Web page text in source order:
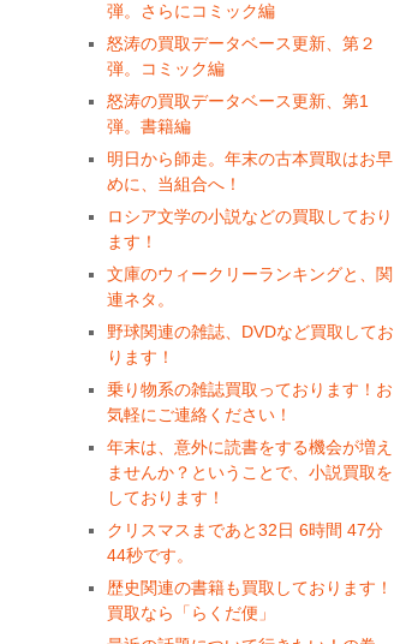
弾。さらにコミック編
怒涛の買取データベース更新、第２
弾。コミック編
怒涛の買取データベース更新、第1
弾。書籍編
明日から師走。年末の古本買取はお早
めに、当組合へ！
ロシア文学の小説などの買取しており
ます！
文庫のウィークリーランキングと、関
連ネタ。
野球関連の雑誌、DVDなど買取してお
ります！
乗り物系の雑誌買取っております！お
気軽にご連絡ください！
年末は、意外に読書をする機会が増え
ませんか？ということで、小説買取を
しております！
クリスマスまであと32日 6時間 47分
44秒です。
歴史関連の書籍も買取しております！
買取なら「らくだ便」